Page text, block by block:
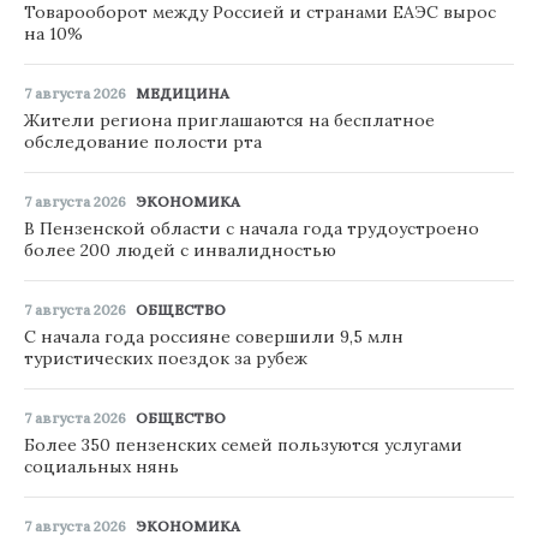
Товарооборот между Россией и странами ЕАЭС вырос
на 10%
7 августа 2026 МЕДИЦИНА
Жители региона приглашаются на бесплатное
обследование полости рта
7 августа 2026 ЭКОНОМИКА
В Пензенской области с начала года трудоустроено
более 200 людей с инвалидностью
7 августа 2026 ОБЩЕСТВО
С начала года россияне совершили 9,5 млн
туристических поездок за рубеж
7 августа 2026 ОБЩЕСТВО
Более 350 пензенских семей пользуются услугами
социальных нянь
7 августа 2026 ЭКОНОМИКА